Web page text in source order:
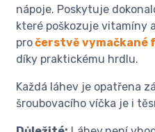
nápoje. Poskytuje
které poškozuje vitamíny
pročerstvě vymačkané
díky praktickému hrdlu.
Každá láhev je opatřena
šroubovacího víčka je i